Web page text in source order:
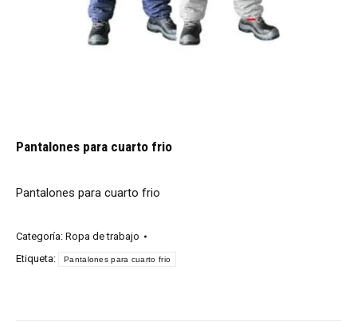
Pantalones para cuarto frio
Pantalones para cuarto frio
Categoría: Ropa de trabajo
Etiqueta:
Pantalones para cuarto frio